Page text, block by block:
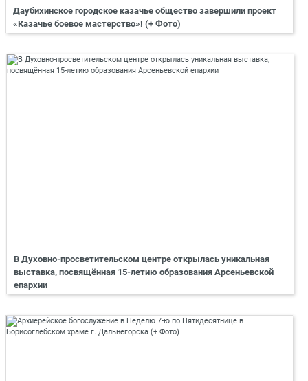
Даубихинское городское казачье общество завершили проект
«Казачье боевое мастерство»! (+ Фото)
В Духовно-просветительском центре открылась уникальная
выставка, посвящённая 15-летию образования Арсеньевской
епархии